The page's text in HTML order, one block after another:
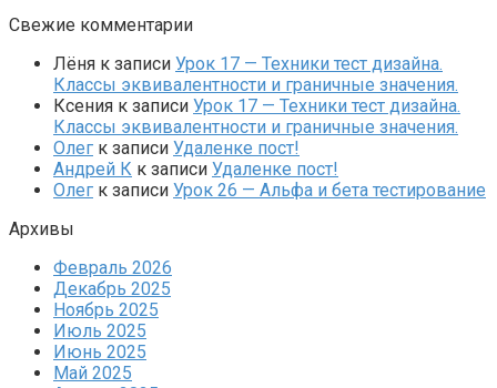
Свежие комментарии
Лёня к записи Урок 17 — Техники тест дизайна.
Классы эквивалентности и граничные значения.
Ксения к записи Урок 17 — Техники тест дизайна.
Классы эквивалентности и граничные значения.
Олег к записи Удаленке пост!
Андрей К к записи Удаленке пост!
Олег к записи Урок 26 — Альфа и бета тестирование
Архивы
Февраль 2026
Декабрь 2025
Ноябрь 2025
Июль 2025
Июнь 2025
Май 2025